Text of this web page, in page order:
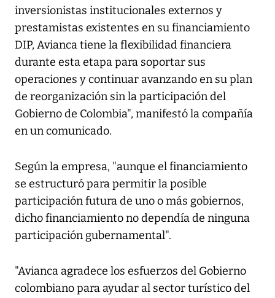
inversionistas institucionales externos y
prestamistas existentes en su financiamiento
DIP, Avianca tiene la flexibilidad financiera
durante esta etapa para soportar sus
operaciones y continuar avanzando en su plan
de reorganización sin la participación del
Gobierno de Colombia", manifestó la compañía
en un comunicado.
Según la empresa, "aunque el financiamiento
se estructuró para permitir la posible
participación futura de uno o más gobiernos,
dicho financiamiento no dependía de ninguna
participación gubernamental".
"Avianca agradece los esfuerzos del Gobierno
colombiano para ayudar al sector turístico del